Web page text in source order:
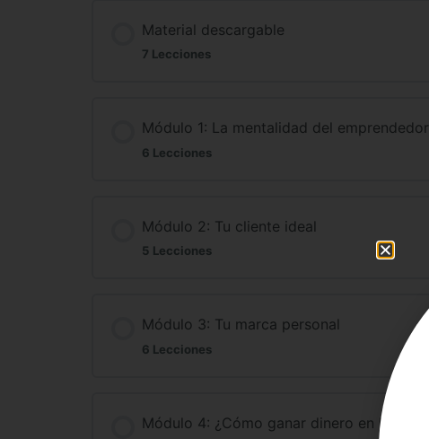
Material descargable
7 Lecciones
Módulo 1: La mentalidad del emprendedor
6 Lecciones
Módulo 2: Tu cliente ideal
5 Lecciones
Módulo 3: Tu marca personal
6 Lecciones
Módulo 4: ¿Cómo ganar dinero en línea?